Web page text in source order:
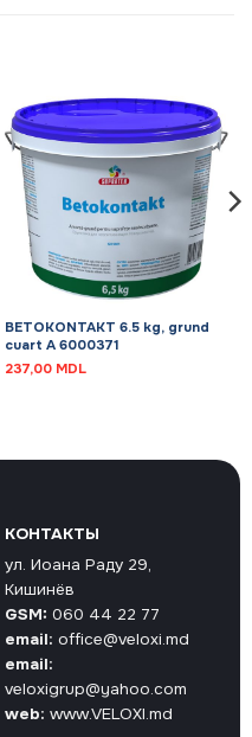
BETOKONTAKT 6.5 kg, grund
cuart A 6000371
237,00 MDL
КОНТАКТЫ
ул. Иоана Раду 29,
Кишинёв
GSM: 060 44 22 77
email: office@veloxi.md
email:
veloxigrup@yahoo.com
web: www.VELOXI.md